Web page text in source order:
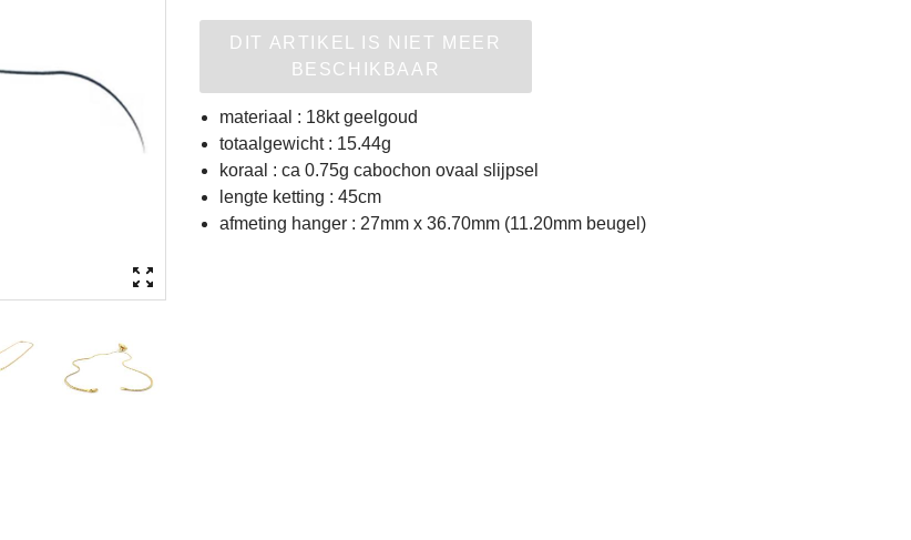
DIT ARTIKEL IS NIET MEER
BESCHIKBAAR
materiaal : 18kt geelgoud
totaalgewicht : 15.44g
koraal : ca 0.75g cabochon ovaal slijpsel
lengte ketting : 45cm
afmeting hanger : 27mm x 36.70mm (11.20mm beugel)